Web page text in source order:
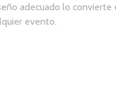
adecuado lo convierte
evento.